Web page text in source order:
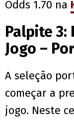
Odds 1.70 na
Palpite
Jogo –
A seleção
começar a
jogo. Neste